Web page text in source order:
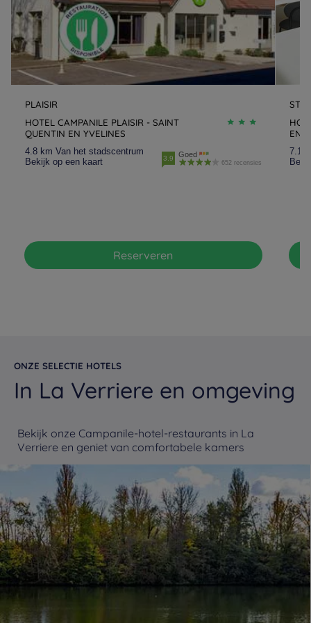
PLAISIR
HOTEL CAMPANILE PLAISIR - SAINT
QUENTIN EN YVELINES
4.8 km Van het stadscentrum
Bekijk op een kaart
3.9 Goed
652 recensies
Reserveren
ST
EN-
7.1
ONZE SELECTIE HOTELS
In La Verriere en omgeving
Bekijk onze Campanile-hotel-restaurants in La
Verriere en geniet van comfortabele kamers